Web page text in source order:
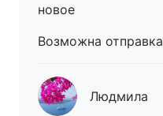
новое
Возможна
Людмила